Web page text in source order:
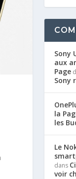
Sony
aux
Page
Sony
la
les
Le
dans
voir